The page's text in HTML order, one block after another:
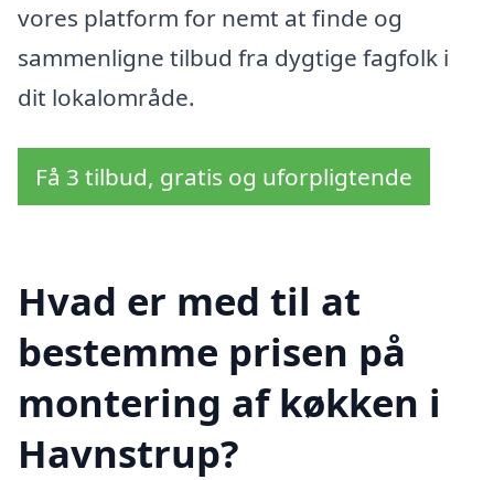
vores platform for nemt at finde og
sammenligne tilbud fra dygtige fagfolk i
dit lokalområde.
Få 3 tilbud, gratis og uforpligtende
Hvad er med til at
bestemme prisen på
montering af køkken i
Havnstrup?